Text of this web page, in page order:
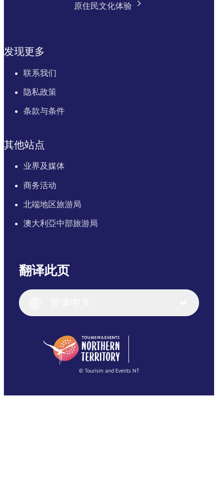
原住民文化体验
发现更多
联系我们
隐私政策
条款与条件
其他站点
业界及媒体
商务活动
北端地区旅游局
澳大利亞中部旅游局
翻译此页
English (US)
English
(Singapore)
Français
繁體中文
© Tourism and Events NT